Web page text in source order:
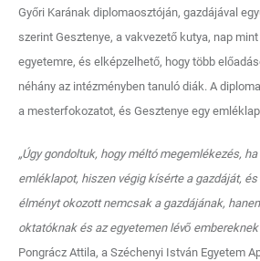
Győri Karának diplomaosztóján, gazdájával
szerint Gesztenye, a vakvezető kutya, nap
egyetemre, és elképzelhető, hogy több
néhány az intézményben tanuló diák. A
a mesterfokozatot, és Gesztenye egy
„Úgy gondoltuk, hogy méltó megemlékezés,
emléklapot, hiszen végig kísérte a gazdáját,
élményt okozott nemcsak a gazdájának,
oktatóknak és az egyetemen lévő
Pongrácz Attila, a Széchenyi István Egyetem